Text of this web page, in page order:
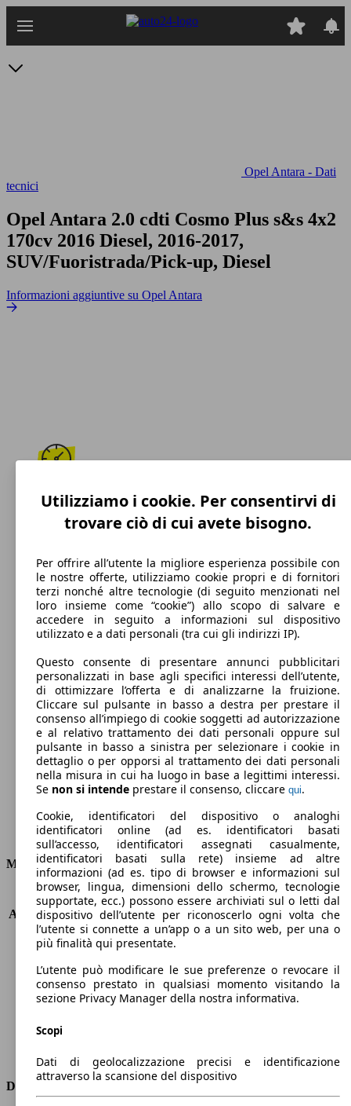
Opel Antara - Dati
tecnici
Opel Antara 2.0 cdti Cosmo Plus s&s 4x2
170cv 2016 Diesel, 2016-2017,
SUV/Fuoristrada/Pick-up, Diesel
Informazioni aggiuntive su Opel Antara
197 km/h
Velocità massima
Diesel
Carburante
160 g/km
Emissioni di CO2 (combinato)*
Consumi
Motore e Prestazioni
KW (PS)
125 kW (170 PS)
Accelerazione (0-100 km/h)
10.5s
Velocità massima (km/h)
197 km/h
Numero di marce
6
Coppia
400 nm
Cilindrata
1956 ccm
Carburante
Diesel
Trasmissione
Dimensioni
Utilizziamo i cookie. Per consentirvi di
trovare ciò di cui avete bisogno.
Per offrire all’utente la migliore esperienza possibile con
le nostre offerte, utilizziamo cookie propri e di fornitori
terzi nonché altre tecnologie (di seguito menzionati nel
loro insieme come “cookie”) allo scopo di salvare e
accedere in seguito a informazioni sul dispositivo
utilizzato e a dati personali (tra cui gli indirizzi IP).
Questo consente di presentare annunci pubblicitari
personalizzati in base agli specifici interessi dell’utente,
di ottimizzare l’offerta e di analizzarne la fruizione.
Cliccare sul pulsante in basso a destra per prestare il
consenso all’impiego di cookie soggetti ad autorizzazione
e al relativo trattamento dei dati personali oppure sul
pulsante in basso a sinistra per selezionare i cookie in
dettaglio o per opporsi al trattamento dei dati personali
nella misura in cui ha luogo in base a legittimi interessi.
Se non si intende prestare il consenso, cliccare qui.
Cookie, identificatori del dispositivo o analoghi
identificatori online (ad es. identificatori basati
sull’accesso, identificatori assegnati casualmente,
identificatori basati sulla rete) insieme ad altre
informazioni (ad es. tipo di browser e informazioni sul
browser, lingua, dimensioni dello schermo, tecnologie
supportate, ecc.) possono essere archiviati sul o letti dal
dispositivo dell’utente per riconoscerlo ogni volta che
l’utente si connette a un’app o a un sito web, per una o
più finalità qui presentate.
L’utente può modificare le sue preferenze o revocare il
consenso prestato in qualsiasi momento visitando la
sezione Privacy Manager della nostra informativa.
Scopi
Dati di geolocalizzazione precisi e identificazione
attraverso la scansione del dispositivo